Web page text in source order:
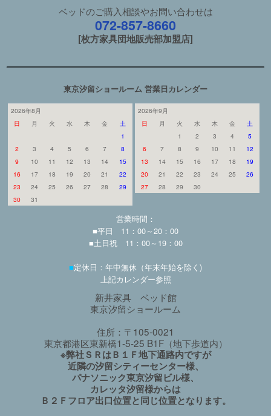
ベッドのご購入相談やお問い合わせは
072-857-8660
[枚方家具団地販売部加盟店]
東京汐留ショールーム 営業日カレンダー
2026年8月
日
月 火 水 木 金
土
1
2
3 4 5 6 7
8
9
10 11 12 13 14
15
16
17 18 19 20 21
22
23
24 25 26 27 28
29
30
31
2026年9月
日
月 火 水 木 金
土
1
2 3 4
5
6
7 8 9 10 11
12
13
14 15 16 17 18
19
20
21 22 23 24 25
26
27
28 29 30
営業時間：
■平日 11：00～20：00
■土日祝 11：00～19：00
■定休日：年中無休（年末年始を除く)
上記カレンダー参照
新井家具 ベッド館
東京汐留ショールーム
住所：〒105-0021
東京都港区東新橋1-5-25 B1F（地下歩道内）
※弊社ＳＲはＢ１Ｆ地下通路内ですが
近隣の汐留シティーセンター様、
パナソニック東京汐留ビル様、
カレッタ汐留様からは
Ｂ２Ｆフロア出口位置と同じ位置となります。